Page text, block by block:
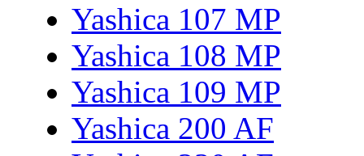
Yashica 107 MP
Yashica 108 MP
Yashica 109 MP
Yashica 200 AF